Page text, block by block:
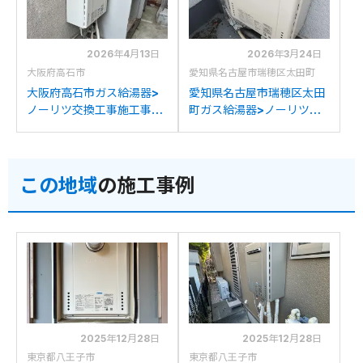
2026年4月13日
大阪府高石市
大阪府高石市ガス給湯器>
ノーリツ交換工事施工事
換
2026年3月24日
愛知県名古屋市瑞穂区太田町
愛知県名古屋市瑞穂区太田
町ガス給湯器>ノーリツ交
の交換
この地域の施工事例
2025年12月28日
東京都八王子市
2025年12月28日
東京都八王子市